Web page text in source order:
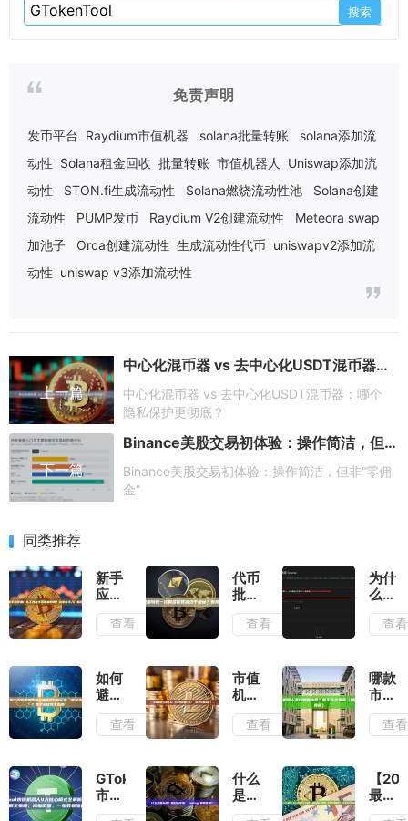
免责声明
发币平台 Raydium市值机器 solana批量转账
solana添加流
动性 Solana租金回收 批量转账 市值机器人
Uniswap添加流
动性
STON.fi生成流动性 Solana燃烧流动性池
Solana创建
流动性
PUMP发币 Raydium V2创建流动性
Meteora swap
加池子
Orca创建流动性 生成流动性代币 uniswapv2添加流
动性 uniswap v3添加流动性
上一篇
中心化混币器 vs 去中心化USDT混币器：哪个隐私保护更彻底？
中心化混币器 vs 去中心化USDT混币器：哪个
隐私保护更彻底？
下一篇
Binance美股交易初体验：操作简洁，但非“零佣金”
Binance美股交易初体验：操作简洁，但非“零佣
金”
同类推荐
新手
应该
用什
么工
批量
转
账？
完整
指南
查看
代币
批量
转账
一次
多少
个地
址？
有限
查看
为什
么大
家都
选择
回收
工
具？
（
指
南）
查看
如何
避免
代币
批量
易所
风控
标记
查看
市值
机器
人是
帮你
做什
么？
查看
哪款
市值
机器
人支
盘？
新手
完全
查看
GTokenTool
市值
机器
什么
是剥
头
【
最
新】